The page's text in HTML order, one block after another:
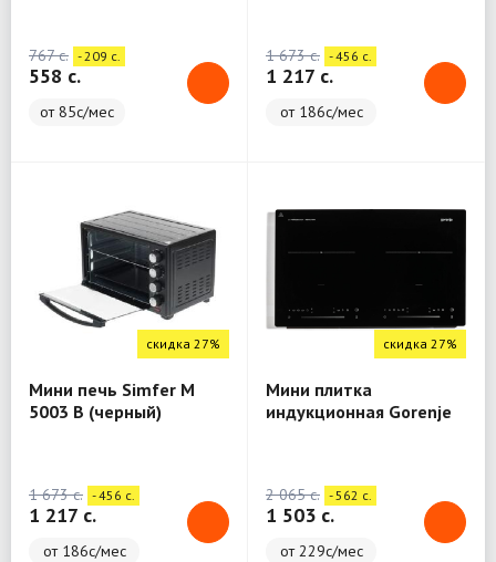
767 c. - 209 c.
558 c.
от 85с/мес
1 673 c. - 456 c.
1 217 c.
от 186с/мес
скидка 27%
Мини печь Simfer M
5003 B (черный)
1 673 c. - 456 c.
1 217 c.
от 186с/мес
скидка 27%
Мини плитка
индукционная Gorenje
2 065 c. - 562 c.
1 503 c.
от 229с/мес